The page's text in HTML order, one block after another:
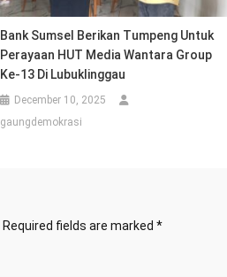
Bank Sumsel Berikan Tumpeng Untuk
Perayaan HUT Media Wantara Group
Ke-13 Di Lubuklinggau
December 10, 2025
gaungdemokrasi
Required fields are marked *